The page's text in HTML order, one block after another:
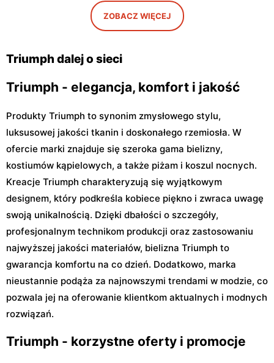
Triumph
ZOBACZ WIĘCEJ
Triumph dalej o sieci
Triumph - elegancja, komfort i jakość
Produkty Triumph to synonim zmysłowego stylu,
luksusowej jakości tkanin i doskonałego rzemiosła. W
ofercie marki znajduje się szeroka gama bielizny,
kostiumów kąpielowych, a także piżam i koszul nocnych.
Kreacje Triumph charakteryzują się wyjątkowym
designem, który podkreśla kobiece piękno i zwraca uwagę
swoją unikalnością. Dzięki dbałości o szczegóły,
profesjonalnym technikom produkcji oraz zastosowaniu
najwyższej jakości materiałów, bielizna Triumph to
gwarancja komfortu na co dzień. Dodatkowo, marka
nieustannie podąża za najnowszymi trendami w modzie, co
pozwala jej na oferowanie klientkom aktualnych i modnych
rozwiązań.
Triumph - korzystne oferty i promocje